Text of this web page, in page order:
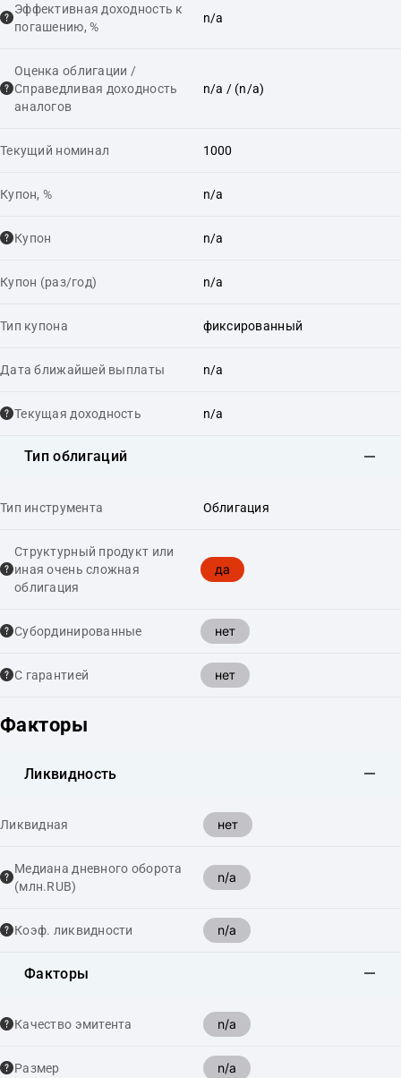
Эффективная доходность к
погашению, %
n/a
Оценка облигации /
Справедливая доходность
аналогов
n/a / (n/a)
Текущий номинал 1000
Купон, % n/a
Купон n/a
Купон (раз/год) n/a
Тип купона фиксированный
Дата ближайшей выплаты n/a
Текущая доходность n/a
Тип облигаций
Тип инструмента Облигация
Структурный продукт или
иная очень сложная
облигация
да
Cубординированные нет
С гарантией нет
Факторы
Ликвидность
Ликвидная нет
Медиана дневного оборота
(млн.RUB)
n/a
Коэф. ликвидности n/a
Факторы
Качество эмитента n/a
Размер n/a